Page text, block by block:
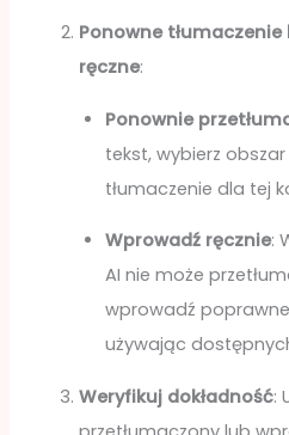
Ponowne
ręczne:
Ponownie
tekst, wybierz
tłumaczenie dla tej
Wprowadź ręcznie:
AI nie może
wprowadź
używając
Weryfikuj dokładność: